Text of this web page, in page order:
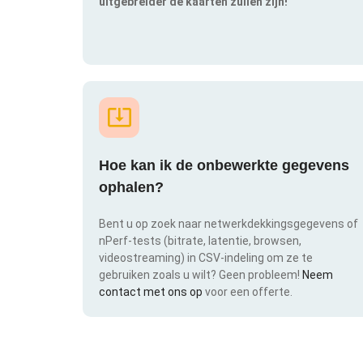
Hoe kan ik de onbewerkte gegevens
ophalen?
Bent u op zoek naar netwerkdekkingsgegevens of
nPerf-tests (bitrate, latentie, browsen,
videostreaming) in CSV-indeling om ze te
gebruiken zoals u wilt? Geen probleem! Neem
contact met ons op voor een offerte.